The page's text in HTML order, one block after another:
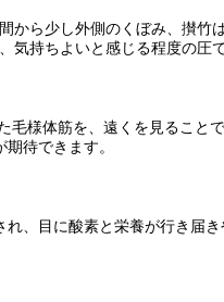
から少し外側のくぼみ、攅竹
持ちよいと感じる程度の圧
毛様体筋を、遠くを見ること
待できます。
、目に酸素と栄養が行き届